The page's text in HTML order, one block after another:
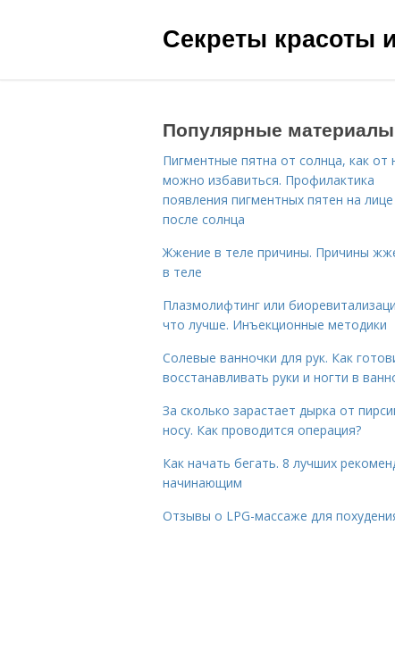
Секреты красоты
Популярные материалы
Пигментные пятна от солнца, как от
можно избавиться. Профилактика
появления пигментных пятен на лице
после солнца
Жжение в теле причины. Причины
в теле
Плазмолифтинг или
что лучше. Инъекционные методики
Солевые ванночки для рук. Как
восстанавливать руки и ногти в
За сколько зарастает дырка от
носу. Как проводится операция?
Как начать бегать. 8 лучших
начинающим
Отзывы о LPG-массаже для